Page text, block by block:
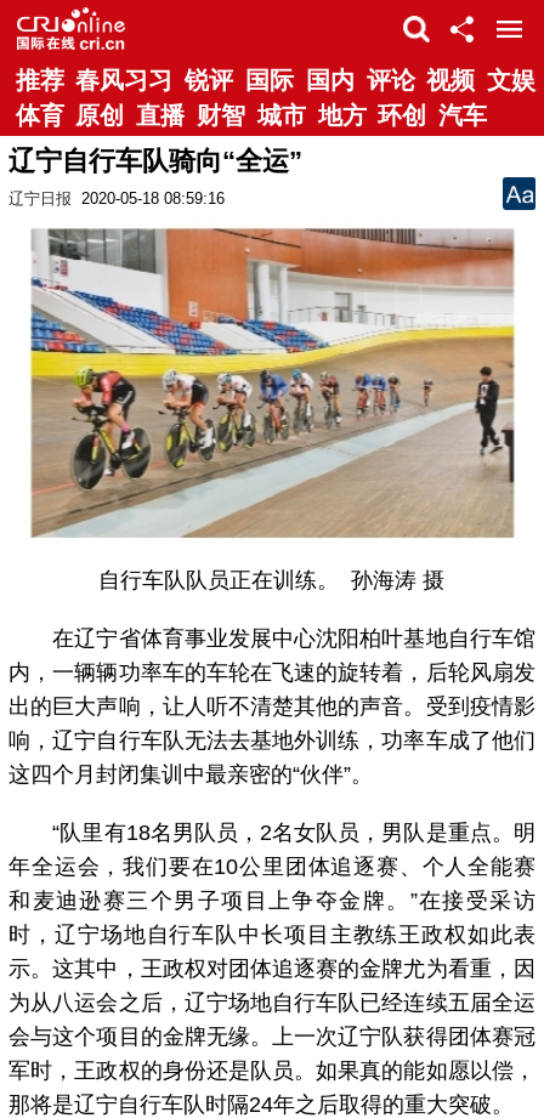
推荐 春风习习 锐评 国际 国内 评论 视频 文娱
体育 原创 直播 财智 城市 地方 环创 汽车
辽宁自行车队骑向“全运”
辽宁日报 2020-05-18 08:59:16
自行车队队员正在训练。 孙海涛 摄
在辽宁省体育事业发展中心沈阳柏叶基地自行车馆
内，一辆辆功率车的车轮在飞速的旋转着，后轮风扇发
出的巨大声响，让人听不清楚其他的声音。受到疫情影
响，辽宁自行车队无法去基地外训练，功率车成了他们
这四个月封闭集训中最亲密的“伙伴”。
“队里有18名男队员，2名女队员，男队是重点。明
年全运会，我们要在10公里团体追逐赛、个人全能赛
和麦迪逊赛三个男子项目上争夺金牌。”在接受采访
时，辽宁场地自行车队中长项目主教练王政权如此表
示。这其中，王政权对团体追逐赛的金牌尤为看重，因
为从八运会之后，辽宁场地自行车队已经连续五届全运
会与这个项目的金牌无缘。上一次辽宁队获得团体赛冠
军时，王政权的身份还是队员。如果真的能如愿以偿，
那将是辽宁自行车队时隔24年之后取得的重大突破。